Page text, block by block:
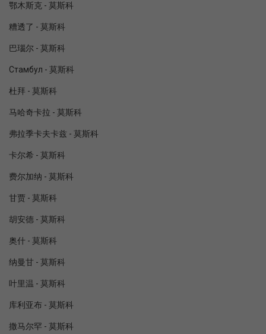
鄂木斯克 - 莫斯科
糟透了 - 莫斯科
巴瑙尔 - 莫斯科
Стамбул - 莫斯科
杜拜 - 莫斯科
马哈奇卡拉 - 莫斯科
弗拉季卡夫卡兹 - 莫斯科
卡尔希 - 莫斯科
费尔加纳 - 莫斯科
甘贾 - 莫斯科
胡安德 - 莫斯科
奥什 - 莫斯科
纳曼甘 - 莫斯科
叶里温 - 莫斯科
库利亚布 - 莫斯科
撒马尔罕 - 莫斯科